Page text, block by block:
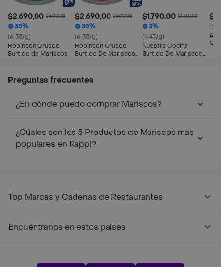
$2.690,00 $4.170,00
35%
(6.33/g)
Robinson Crusoe
Surtido de Mariscos
$2.690,00 $4.170,00
35%
(6.33/g)
Robinson Crusoe
Surtido De Mariscos
$1.790,00 $1.850,00
3%
(9.43/g)
Nuestra Cocina
Surtido De Mariscoen
Preguntas frecuentes
¿En dónde puedo comprar Mariscos?
¿Cúales son los 5 Productos de Mariscos mas
populares en Rappi?
Top Marcas y Cadenas de Restaurantes
Encuéntranos en estos países